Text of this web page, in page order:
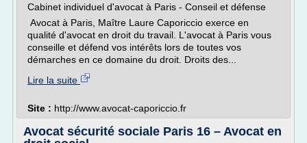
Cabinet individuel d'avocat à Paris - Conseil et défense
Avocat à Paris, Maître Laure Caporiccio exerce en
qualité d'avocat en droit du travail. L'avocat à Paris vous
conseille et défend vos intérêts lors de toutes vos
démarches en ce domaine du droit. Droits des...
Lire la suite
Site : http://www.avocat-caporiccio.fr
Avocat sécurité sociale Paris 16 – Avocat en